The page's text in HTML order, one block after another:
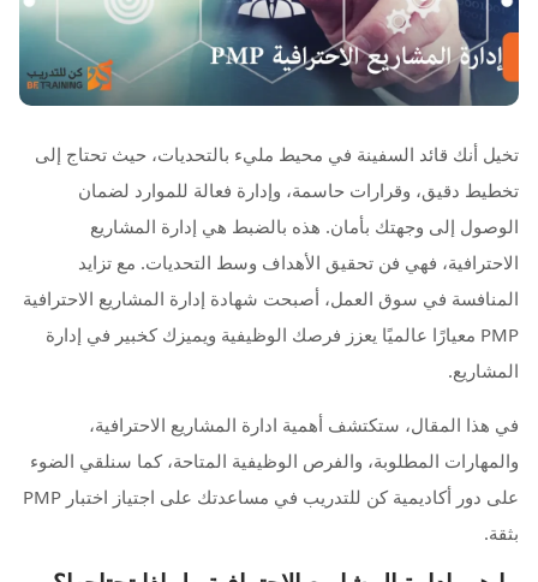
تخيل أنك قائد السفينة في محيط مليء بالتحديات، حيث تحتاج إلى
تخطيط دقيق، وقرارات حاسمة، وإدارة فعالة للموارد لضمان
الوصول إلى وجهتك بأمان. هذه بالضبط هي إدارة المشاريع
الاحترافية، فهي فن تحقيق الأهداف وسط التحديات. مع تزايد
المنافسة في سوق العمل، أصبحت شهادة إدارة المشاريع الاحترافية
PMP معيارًا عالميًا يعزز فرصك الوظيفية ويميزك كخبير في إدارة
المشاريع.
في هذا المقال، ستكتشف أهمية ادارة المشاريع الاحترافية،
والمهارات المطلوبة، والفرص الوظيفية المتاحة، كما سنلقي الضوء
على دور أكاديمية كن للتدريب في مساعدتك على اجتياز اختبار PMP
بثقة.